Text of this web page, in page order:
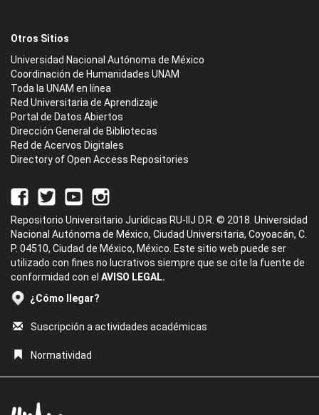
Otros Sitios
Universidad Nacional Autónoma de México
Coordinación de Humanidades UNAM
Toda la UNAM en línea
Red Universitaria de Aprendizaje
Portal de Datos Abiertos
Dirección General de Bibliotecas
Red de Acervos Digitales
Directory of Open Access Repositories
Repositorio Universitario Jurídicas RU-IIJ D.R. © 2018. Universidad
Nacional Autónoma de México, Ciudad Universitaria, Coyoacán, C.
P. 04510, Ciudad de México, México. Este sitio web puede ser
utilizado con fines no lucrativos siempre que se cite la fuente de
conformidad con el AVISO LEGAL.
¿Cómo llegar?
Suscripción a actividades académicas
Normatividad